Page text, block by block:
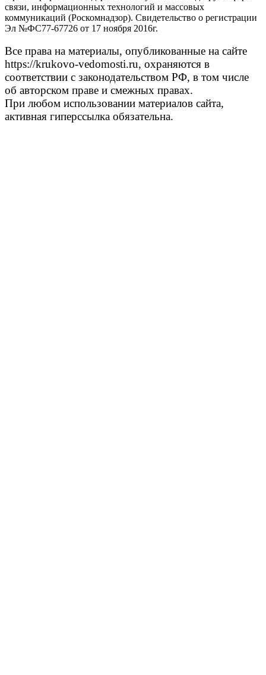
связи, информационных технологий и массовых
коммуникаций (Роскомнадзор). Свидетельство о регистрации
Эл №ФС77-67726 от 17 ноября 2016г.
Все права на материалы, опубликованные на сайте
https://krukovo-vedomosti.ru, охраняются в
соответствии с законодательством РФ, в том числе
об авторском праве и смежных правах.
При любом использовании материалов сайта,
активная гиперссылка обязательна.